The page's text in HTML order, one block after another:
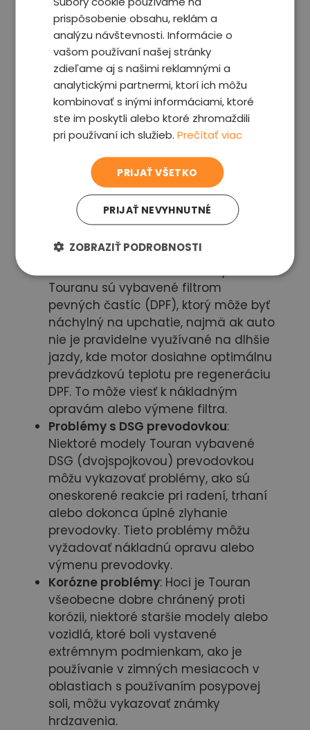
brzdenia.
Problémy s elektronikou: Touran
môže vykazovať problémy s
elektronickými systémami, vrátane
chybových hlásení na palubnom
počítači, výpadkov infotainment
systému, alebo problémov s
elektronicky ovládanými
a centrálne zamykanie. Tieto
problémy sú často spojené s
poškodením elektrických spojov
alebo zlyhaním elektronických
Znečistenie DPF filtra pri dieselových
Touranu sú vybavené filtrom
pevných častíc (DPF), ktorý môže byť
náchylný na upchatie, najmä ak auto
nie je pravidelne využívané na dlhšie
jazdy, kde motor dosiahne optimálnu
prevádzkovú teplotu pre regeneráciu
DPF. To môže viesť k nákladným
opravám alebo výmene filtra.
Problémy s DSG prevodovkou:
Niektoré modely Touran vybavené
DSG (dvojspojkovou) prevodovkou
môžu vykazovať problémy, ako sú
oneskorené reakcie pri radení, trhaní
alebo dokonca úplné zlyhanie
prevodovky. Tieto problémy môžu
vyžadovať nákladnú opravu alebo
výmenu prevodovky.
Korózne problémy: Hoci je Touran
všeobecne dobre chránený proti
korózii, niektoré staršie modely alebo
vozidlá, ktoré boli vystavené
extrémnym podmienkam, ako je
používanie v zimných mesiacoch v
oblastiach s používaním posypovej
soli, môžu vykazovať známky
hrdzavenia.
prispôsobenie obsahu, reklám a
analýzu návštevnosti. Informácie o
vašom používaní našej stránky
zdieľame aj s našimi reklamnými a
analytickými partnermi, ktorí ich môžu
kombinovať s inými informáciami, ktoré
ste im poskytli alebo ktoré zhromaždili
pri používaní ich služieb.Prečítať viac
PRIJAŤ VŠETKO
PRIJAŤ NEVYHNUTNÉ
ZOBRAZIŤ PODROBNOSTI